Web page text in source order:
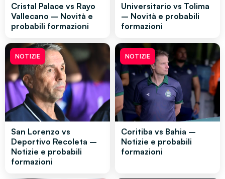
Cristal Palace vs Rayo
Vallecano – Novità e
probabili formazioni
Universitario vs Tolima
– Novità e probabili
formazioni
NOTIZIE
San Lorenzo vs
Deportivo Recoleta –
Notizie e probabili
formazioni
NOTIZIE
Coritiba vs Bahia –
Notizie e probabili
formazioni